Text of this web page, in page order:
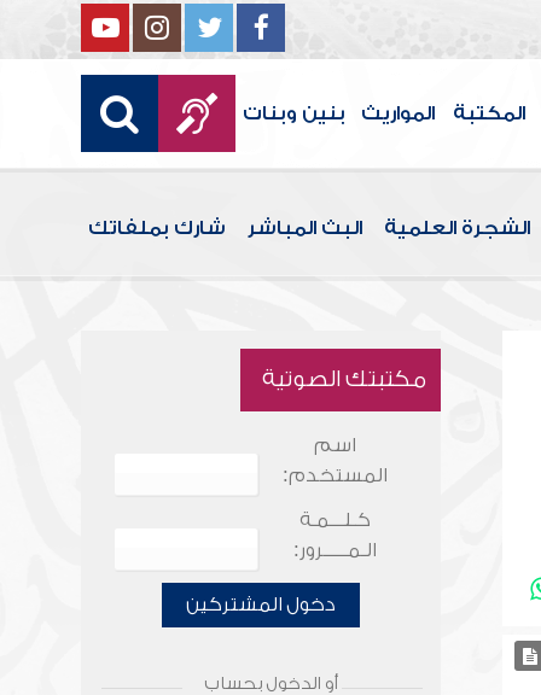
المكتبة المواريث بنين وبنات
الشجرة العلمية البث المباشر شارك بملفاتك
مكتبتك الصوتية
اسم
المستخدم:
كـلـــمـة
الـمـــــرور:
دخول المشتركين
أو الدخول بحساب